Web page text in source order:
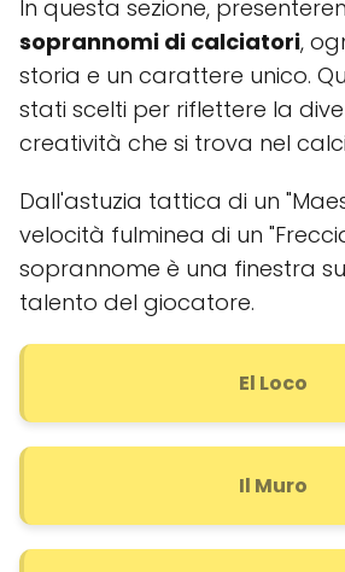
In questa sezione,
soprannomi di calciatori,
storia e un carattere unico.
stati scelti per riflettere la
creatività che si trova nel
Dall'astuzia tattica di un
velocità fulminea di un
soprannome è una finestra
talento del giocatore.
El Loco
Il Muro